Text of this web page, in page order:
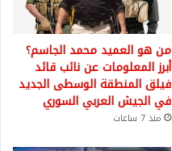
من هو العميد محمد الجاسم؟
أبرز المعلومات عن نائب قائد
فيلق المنطقة الوسطى الجديد
في الجيش العربي السوري
منذ 7 ساعات